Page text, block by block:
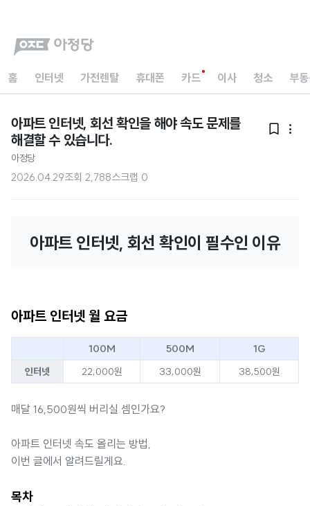
홈 인터넷 가전렌탈 휴대폰 카드 이사 청소 부
아파트 인터넷, 회선 확인을 해야 속도 문제를
해결할 수 있습니다.
 
아정당
2026.04.29조회 2,788스크랩 0
아파트 인터넷, 회선 확인이 필수인 이유
아파트 인터넷 월 요금
100M 500M
1G
인터넷
22,000원 33,000원 38,500원
매달 16,500원씩 버리실 셈인가요?
아파트 인터넷 속도 올리는 방법,
이번 글에서 알려드릴게요.
목차